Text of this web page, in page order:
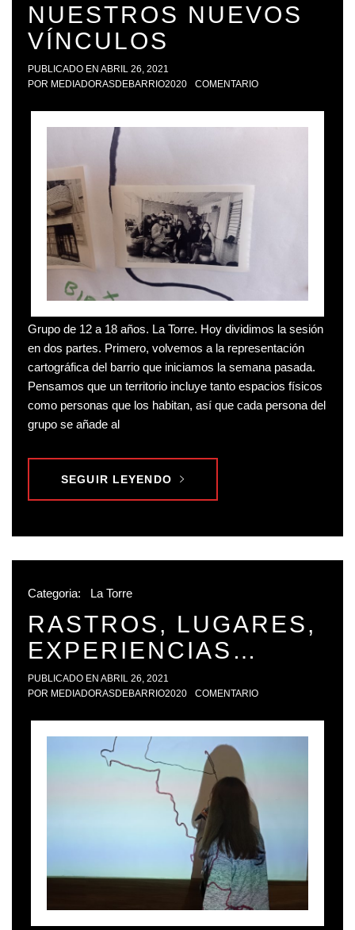
NUESTROS NUEVOS
VÍNCULOS
PUBLICADO EN ABRIL 26, 2021
POR MEDIADORASDEBARRIO2020 COMENTARIO
Grupo de 12 a 18 años. La Torre. Hoy dividimos la sesión
en dos partes. Primero, volvemos a la representación
cartográfica del barrio que iniciamos la semana pasada.
Pensamos que un territorio incluye tanto espacios físicos
como personas que los habitan, así que cada persona del
grupo se añade al
SEGUIR LEYENDO
Categoria: La Torre
RASTROS, LUGARES,
EXPERIENCIAS…
PUBLICADO EN ABRIL 26, 2021
POR MEDIADORASDEBARRIO2020 COMENTARIO